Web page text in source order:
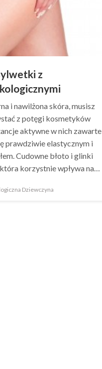
z
i nawilżona skóra, musisz
z potęgi kosmetyków
aktywne w nich zawarte
prawdziwie elastycznym i
Cudowne błoto i glinki
korzystnie wpływa na…
Dziewczyna